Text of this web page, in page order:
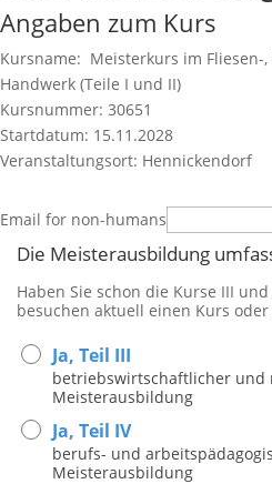
Angaben zum Kurs
Kursname: Meisterkurs im Fliesen-
Handwerk (Teile I und II)
Kursnummer: 30651
Startdatum: 15.11.2028
Veranstaltungsort: Hennickendorf
Email for non-humans
Die Meisterausbildung
Haben Sie schon die Kurse III
besuchen aktuell einen Kurs
Ja, Teil III
betriebswirtschaftlicher und
Meisterausbildung
Ja, Teil IV
berufs- und
Meisterausbildung